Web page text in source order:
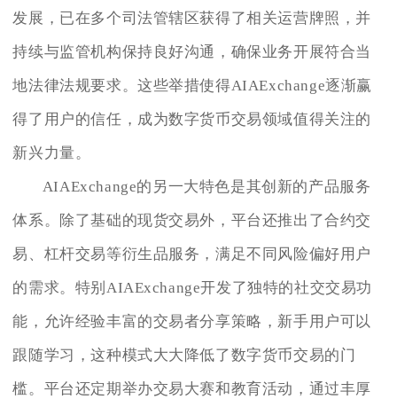
发展，已在多个司法管辖区获得了相关运营牌照，并
持续与监管机构保持良好沟通，确保业务开展符合当
地法律法规要求。这些举措使得AIAExchange逐渐赢
得了用户的信任，成为数字货币交易领域值得关注的
新兴力量。
AIAExchange的另一大特色是其创新的产品服务
体系。除了基础的现货交易外，平台还推出了合约交
易、杠杆交易等衍生品服务，满足不同风险偏好用户
的需求。特别AIAExchange开发了独特的社交交易功
能，允许经验丰富的交易者分享策略，新手用户可以
跟随学习，这种模式大大降低了数字货币交易的门
槛。平台还定期举办交易大赛和教育活动，通过丰厚